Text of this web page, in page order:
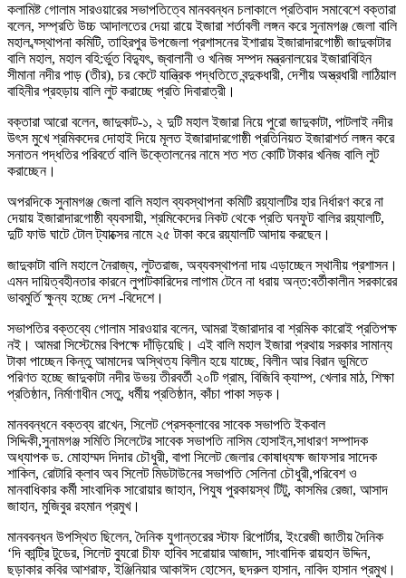
কলামিষ্ট গোলাম সারওয়ারের সভাপতিত্বে মানববন্ধন চলাকালে প্রতিবাদ সমাবেশে বক্তারা
বলেন, সম্প্রতি উচ্চ আদালতের দেয়া রায়ে ইজারা শর্তাবলী লঙ্গন করে সুনামগঞ্জ জেলা বালি
মহাল ব্য্স্থাপনা কমিটি, তাহিরপুর উপজেলা প্রশাসনের ইশারায় ইজারাদারগোষ্ঠী জাদুকাটার
বালি মহাল, মহাল বহি:র্ভুত বিদ্যুৎ, জ্বালানী ও খনিজ সম্পদ মন্ত্রনালয়ের ইজারাবিহিন
সীমানা নদীর পাড় (তীর), চর কেটে যান্ত্রিক পদ্ধতিতে বন্দুকধারী, দেশীয় অস্ত্রধারী লাঠিয়াল
বাহিনীর প্রহড়ায় বালি লুট করাচ্ছে প্রতি দিবারাত্রী।
বক্তারা আরো বলেন, জাদুকাট-১, ২ দুটি মহাল ইজারা নিয়ে পুরো জাদুকাটা, পাটলাই নদীর
উৎস মুখে শ্রমিকদের দোহাই দিয়ে মূলত ইজারাদারগোষ্ঠী প্রতিনিয়ত ইজারাশর্ত লঙ্গন করে
সনাতন পদ্ধতির পরিবর্তে বালি উক্তোলনের নামে শত শত কোটি টাকার খনিজ বালি লুট
করাচ্ছেন।
অপরদিকে সুনামগঞ্জ জেলা বালি মহাল ব্যবস্থাপনা কমিটি রয়্যালটির হার নির্ধারণ করে না
দেয়ায় ইজারাদারগোষ্ঠী ব্যবসায়ী, শ্রমিকেদের নিকট থেকে প্রতি ঘনফুট বালির রয়্যালটি,
দুটি ফাউ ঘাটে টোল ট্যাক্সের নামে ২৫ টাকা করে রয়্যালটি আদায় করছেন।
জাদুকাটা বালি মহালে নৈরাজ্য, লুটতরাজ, অব্যবস্থাপনা দায় এড়াচ্ছেন স্থানীয় প্রশাসন।
এমন দায়িত্বহীনতার কারনে লুপাটকারিদের লাগাম টেনে না ধরায় অন্ত:বর্তীকালীন সরকারের
ভাবমুর্তি ক্ষুন্য হচ্ছে দেশ -বিদেশে।
সভাপতির বক্তব্যে গোলাম সারওয়ার বলেন, আমরা ইজারাদার বা শ্রমিক কারোই প্রতিপক্ষ
নই। আমরা সিস্টেমের বিপক্ষে দাঁড়িয়েছি। এই বালি মহাল ইজারা প্রথায় সরকার সামান্য
টাকা পাচ্ছেন কিন্তু আমাদের অস্থিত্য বিলীন হয়ে যাচ্ছে, বিলীন আর বিরান ভুমিতে
পরিণত হচ্ছে জাদুকাটা নদীর উভয় তীরবর্তী ২০টি গ্রাম, বিজিবি ক্যাম্প, খেলার মাঠ, শিক্ষা
প্রতিষ্ঠান, নির্মাণাধীন সেতু, ধর্মীয় প্রতিষ্ঠান, কাঁচা পাকা সড়ক।
মানববন্ধনে বক্তব্য রাখেন, সিলেট প্রেসক্লাবের সাবেক সভাপতি ইকবাল
সিদ্দিকী,সুনামগঞ্জ সমিতি সিলেটের সাবেক সভাপতি নাসিম হোসাইন,সাধারণ সম্পাদক
অধ্যাপক ড. মোহাম্মদ দিদার চৌধুরী, বাপা সিলেট জেলার কোষাধ্যক্ষ জাফসার সাদেক
শাকিল, রোটারি ক্লাব অব সিলেট মিডটাউনের সভাপতি সেলিনা চৌধুরী,পরিবেশ ও
মানবাধিকার কর্মী সাংবাদিক সারোয়ার জাহান, পিযুষ পুরকায়স্থ টিটু, কাসমির রেজা, আসাদ
জাহান, মুজিবুর রহমান প্রমুখ।
মানববন্ধন উপস্থিত ছিলেন, দৈনিক যুগান্তরের স্টাফ রিপোর্টার, ইংরেজী জাতীয় দৈনিক
‘দি কান্ট্রি টুডের, সিলেট ব্যুরো চীফ হাবিব সরোয়ার আজাদ, সাংবাদিক রায়হান উদ্দিন,
ছড়াকার কবির আশরাফ, ইঞ্জিনিয়ার আকাঈদ হোসেন, ছদরুল হাসান, নাবিদ হাসান প্রমুখ।